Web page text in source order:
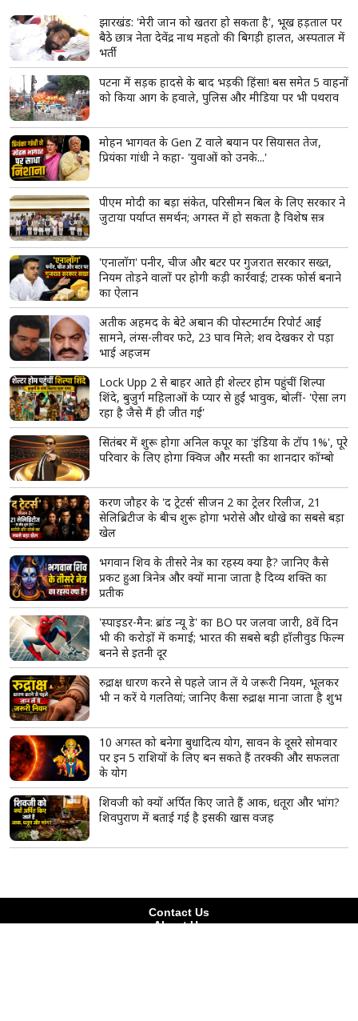
PIN भूलने पर डेबिट कार्ड और OTP से आसानी से रीसेट किया जा
सकता है।
read more
ताजा खबरें
झारखंड: 'मेरी जान को खतरा हो सकता है', भूख हड़ताल पर
बैठे छात्र नेता देवेंद्र नाथ महतो की बिगड़ी हालत, अस्पताल में
पटना में सड़क हादसे के बाद भड़की हिंसा! बस समेत 5 वाहनों
को किया आग के हवाले, पुलिस और मीडिया पर भी पथराव
मोहन भागवत के Gen Z वाले बयान पर सियासत तेज,
प्रियंका गांधी ने कहा- 'युवाओं को उनके...'
पीएम मोदी का बड़ा संकेत, परिसीमन बिल के लिए सरकार ने
जुटाया पर्याप्त समर्थन; अगस्त में हो सकता है विशेष सत्र
'एनालॉग' पनीर, चीज और बटर पर गुजरात सरकार सख्त,
नियम तोड़ने वालों पर होगी कड़ी कार्रवाई; टास्क फोर्स बनाने
अतीक अहमद के बेटे अबान की पोस्टमार्टम रिपोर्ट आई
सामने, लंग्स-लीवर फटे, 23 घाव मिले; शव देखकर रो पड़ा
भाई अहजम
Lock Upp 2 से बाहर आते ही शेल्टर होम पहुंचीं शिल्पा
शिंदे, बुजुर्ग महिलाओं के प्यार से हुईं भावुक, बोलीं- 'ऐसा लग
रहा है जैसे मैं ही जीत गई'
सितंबर में शुरू होगा अनिल कपूर का 'इंडिया के टॉप 1%', पूरे
परिवार के लिए होगा क्विज और मस्ती का शानदार कॉम्बो
करण जौहर के 'द ट्रेटर्स' सीजन 2 का ट्रेलर रिलीज, 21
सेलिब्रिटीज के बीच शुरू होगा भरोसे और धोखे का सबसे बड़ा
भगवान शिव के तीसरे नेत्र का रहस्य क्या है? जानिए कैसे
प्रकट हुआ त्रिनेत्र और क्यों माना जाता है दिव्य शक्ति का
प्रतीक
'स्पाइडर-मैन: ब्रांड न्यू डे' का BO पर जलवा जारी, 8वें दिन
भी की करोड़ों में कमाई; भारत की सबसे बड़ी हॉलीवुड फिल्म
10 अगस्त को बनेगा बुधादित्य योग, सावन के दूसरे सोमवार